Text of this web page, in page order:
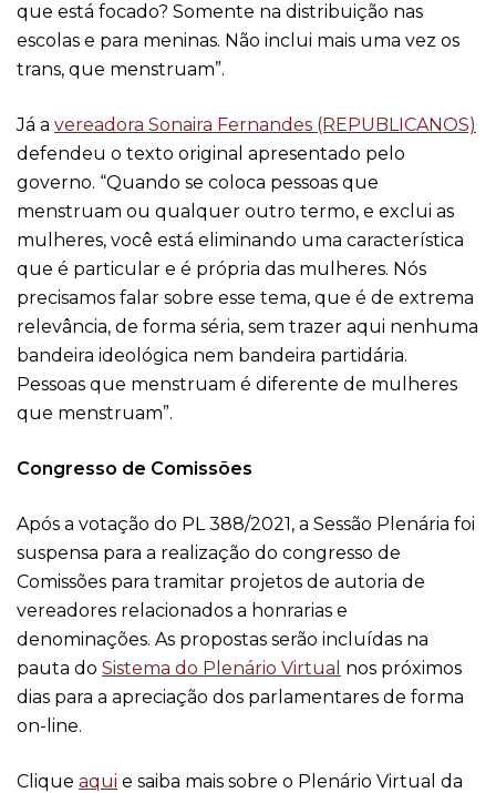
que está focado? Somente na distribuição nas
escolas e para meninas. Não inclui mais uma vez os
trans, que menstruam”.
Já a vereadora Sonaira Fernandes (REPUBLICANOS)
defendeu o texto original apresentado pelo
governo. “Quando se coloca pessoas que
menstruam ou qualquer outro termo, e exclui as
mulheres, você está eliminando uma característica
que é particular e é própria das mulheres. Nós
precisamos falar sobre esse tema, que é de extrema
relevância, de forma séria, sem trazer aqui nenhuma
bandeira ideológica nem bandeira partidária.
Pessoas que menstruam é diferente de mulheres
que menstruam”.
Congresso de Comissões
Após a votação do PL 388/2021, a Sessão Plenária foi
suspensa para a realização do congresso de
Comissões para tramitar projetos de autoria de
vereadores relacionados a honrarias e
denominações. As propostas serão incluídas na
pauta do Sistema do Plenário Virtual nos próximos
dias para a apreciação dos parlamentares de forma
on-line.
Clique aqui e saiba mais sobre o Plenário Virtual da